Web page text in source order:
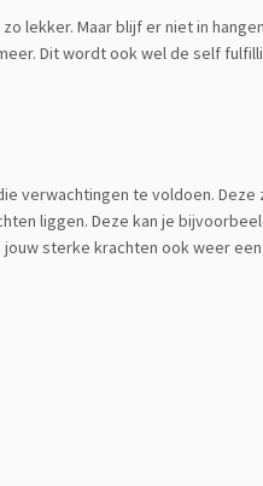
lekker. Maar blijf er niet in
Dit wordt ook wel de self
verwachtingen te voldoen.
liggen. Deze kan je
sterke krachten ook weer